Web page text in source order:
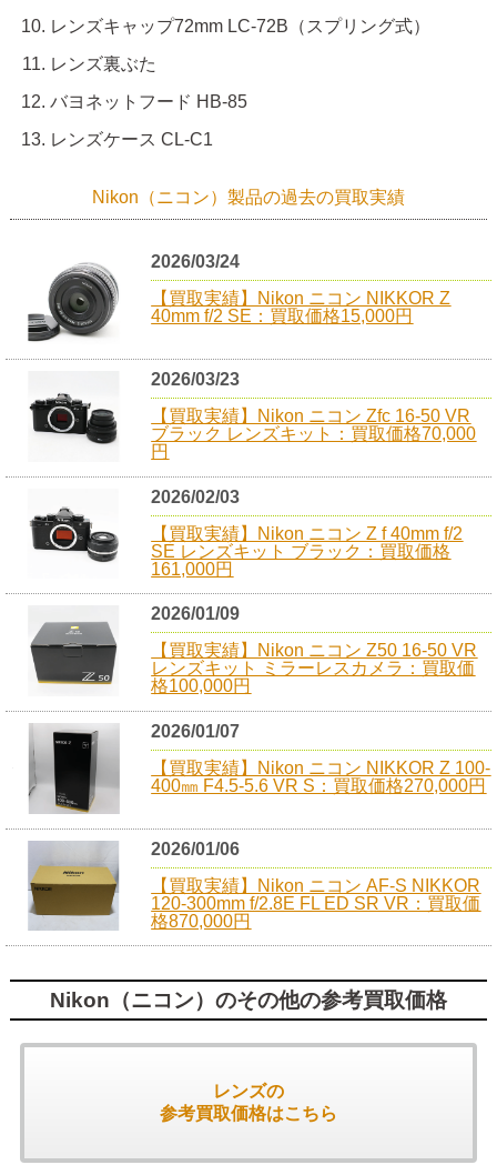
レンズキャップ72mm LC-72B（スプリング式）
レンズ裏ぶた
バヨネットフード HB-85
レンズケース CL-C1
Nikon（ニコン）製品の過去の買取実績
2026/03/24
【買取実績】Nikon ニコン NIKKOR Z
40mm f/2 SE：買取価格15,000円
2026/03/23
【買取実績】Nikon ニコン Zfc 16-50 VR
ブラック レンズキット：買取価格70,000
円
2026/02/03
【買取実績】Nikon ニコン Z f 40mm f/2
SE レンズキット ブラック：買取価格
161,000円
2026/01/09
【買取実績】Nikon ニコン Z50 16-50 VR
レンズキット ミラーレスカメラ：買取価
格100,000円
2026/01/07
【買取実績】Nikon ニコン NIKKOR Z 100-
400㎜ F4.5-5.6 VR S：買取価格270,000円
2026/01/06
【買取実績】Nikon ニコン AF-S NIKKOR
120-300mm f/2.8E FL ED SR VR：買取価
格870,000円
Nikon（ニコン）のその他の参考買取価格
レンズの
参考買取価格はこちら